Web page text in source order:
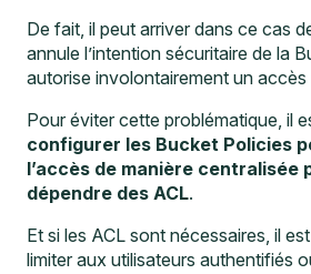
De fait, il peut arriver dans ce cas
annule l’intention sécuritaire de la
autorise involontairement un accès
Pour éviter cette problématique, il
configurer les Bucket Policies
l’accès de manière centralisée
dépendre des ACL.
Et si les ACL sont nécessaires, il
limiter aux utilisateurs authentifiés